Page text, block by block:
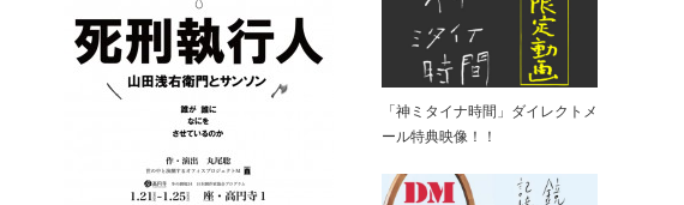
「神ミタイナ時間」ダイレクトメ
ール特典映像！！